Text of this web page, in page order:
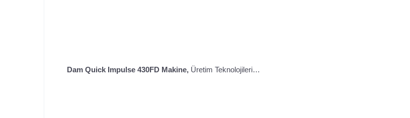
Dam Quick Impulse 430FD Makine, Üretim Teknolojileri…